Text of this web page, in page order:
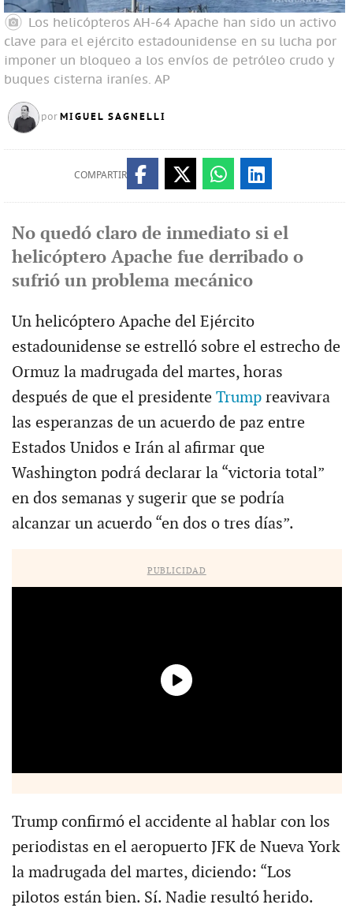
Los helicópteros AH-64 Apache han sido un activo
clave para el ejército estadounidense en su lucha por
imponer un bloqueo a los envíos de petróleo crudo y
buques cisterna iraníes. AP
por MIGUEL SAGNELLI
COMPARTIR
No quedó claro de inmediato si el
helicóptero Apache fue derribado o
sufrió un problema mecánico
Un helicóptero Apache del Ejército
estadounidense se estrelló sobre el estrecho de
Ormuz la madrugada del martes, horas
después de que el presidente Trumpreavivara
las esperanzas de un acuerdo de paz entre
Estados Unidos e Irán al afirmar que
Washington podrá declarar la “victoria total”
en dos semanas y sugerir que se podría
alcanzar un acuerdo “en dos o tres días”.
PUBLICIDAD
Trump confirmó el accidente al hablar con los
periodistas en el aeropuerto JFK de Nueva York
la madrugada del martes, diciendo: “Los
pilotos están bien. Sí. Nadie resultó herido.